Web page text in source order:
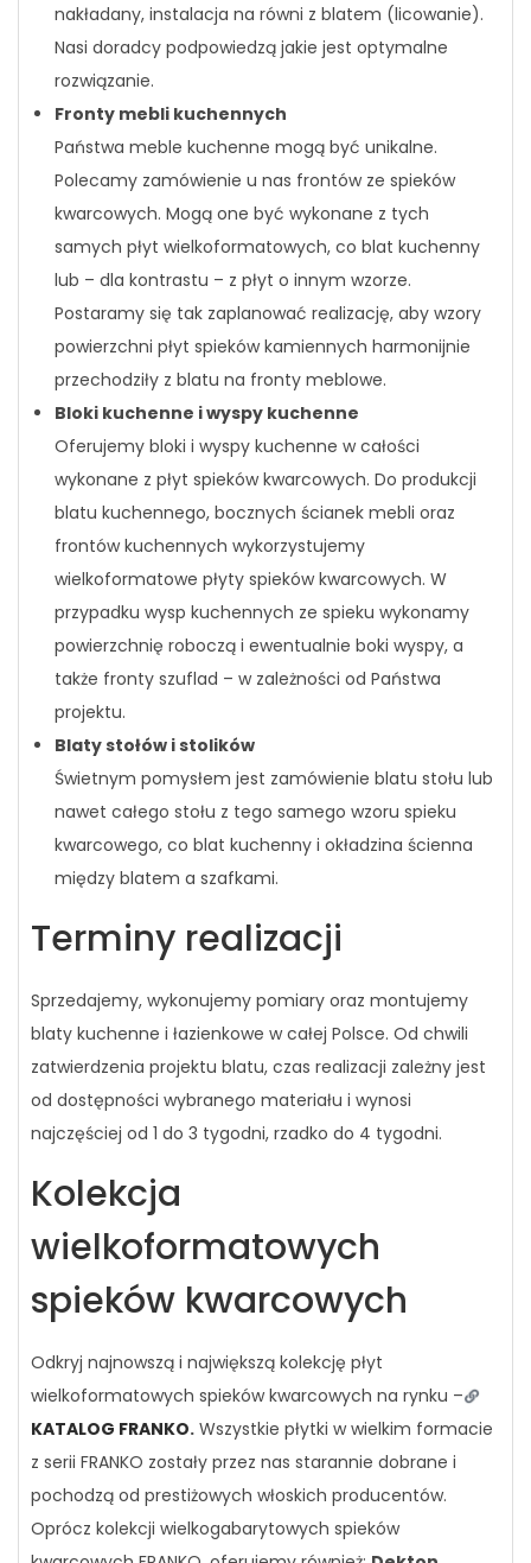
nakładany, instalacja na równi z blatem (licowanie).
Nasi doradcy podpowiedzą jakie jest optymalne
rozwiązanie.
Fronty mebli kuchennych
Państwa meble kuchenne mogą być unikalne.
Polecamy zamówienie u nas frontów ze spieków
kwarcowych. Mogą one być wykonane z tych
samych płyt wielkoformatowych, co blat kuchenny
lub – dla kontrastu – z płyt o innym wzorze.
Postaramy się tak zaplanować realizację, aby wzory
powierzchni płyt spieków kamiennych harmonijnie
przechodziły z blatu na fronty meblowe.
Bloki kuchenne i wyspy kuchenne
Oferujemy bloki i wyspy kuchenne w całości
wykonane z płyt spieków kwarcowych. Do produkcji
blatu kuchennego, bocznych ścianek mebli oraz
frontów kuchennych wykorzystujemy
wielkoformatowe płyty spieków kwarcowych. W
przypadku wysp kuchennych ze spieku wykonamy
powierzchnię roboczą i ewentualnie boki wyspy, a
także fronty szuflad – w zależności od Państwa
projektu.
Blaty stołów i stolików
Świetnym pomysłem jest zamówienie blatu stołu lub
nawet całego stołu z tego samego wzoru spieku
kwarcowego, co blat kuchenny i okładzina ścienna
między blatem a szafkami.
Terminy realizacji
Sprzedajemy, wykonujemy pomiary oraz montujemy
blaty kuchenne i łazienkowe w całej Polsce. Od chwili
zatwierdzenia projektu blatu, czas realizacji zależny jest
od dostępności wybranego materiału i wynosi
najczęściej od 1 do 3 tygodni, rzadko do 4 tygodni.
Kolekcja
wielkoformatowych
spieków kwarcowych
Odkryj najnowszą i największą kolekcję płyt
wielkoformatowych spieków kwarcowych na rynku –
KATALOG FRANKO. Wszystkie płytki w wielkim formacie
z serii FRANKO zostały przez nas starannie dobrane i
pochodzą od prestiżowych włoskich producentów.
Oprócz kolekcji wielkogabarytowych spieków